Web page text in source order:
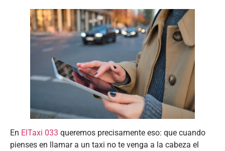
En ElTaxi 033 queremos precisamente eso: que cuando
pienses en llamar a un taxi no te venga a la cabeza el